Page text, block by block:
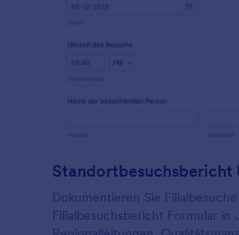
Standortbesuchsbericht
Dokumentieren Sie
Filialbesuchsbericht Formular in